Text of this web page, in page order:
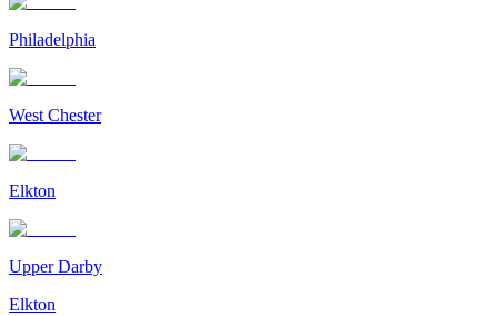
Philadelphia
West Chester
Elkton
Upper Darby
Elkton